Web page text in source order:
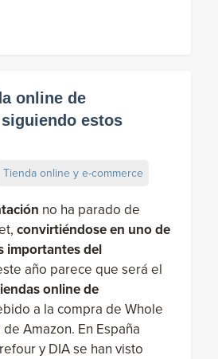
online de
estos
Tienda online y e-commerce
no ha parado de
convirtiéndose en uno de
importantes del
año parece que será el
online de
a la compra de Whole
Amazon. En España
y DIA se han visto